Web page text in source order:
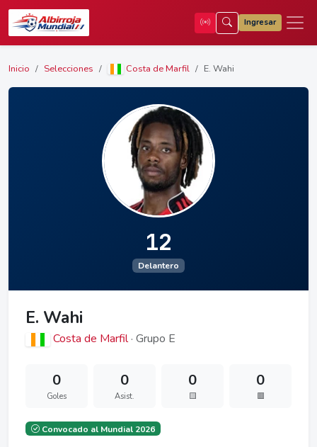
Ingresar
Inicio Selecciones Costa de Marfil E. Wahi
12
Delantero
E. Wahi
Costa de Marfil· Grupo E
0
Goles
0
Asist.
0
🟨
0
🟥
Convocado al Mundial 2026